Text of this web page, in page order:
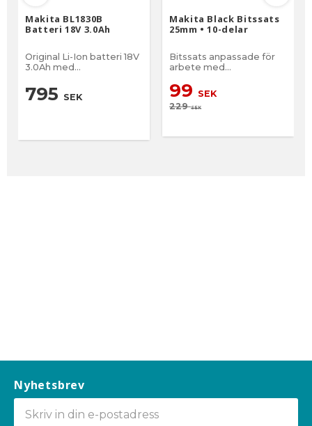
Makita BL1830B
Batteri 18V 3.0Ah
Original Li-Ion batteri 18V
3.0Ah med
795 SEK
Makita Black Bitssats
25mm • 10-delar
Bitssats anpassade för
arbete med
99 SEK
229SEK
Nyhetsbrev